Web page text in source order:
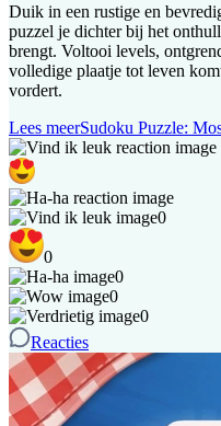
Duik in een rustige en
puzzel je dichter bij het
brengt. Voltooi levels,
volledige plaatje tot leven
vordert.
Lees meerSudoku Puzzle:
0
0
0
0
0
Reacties